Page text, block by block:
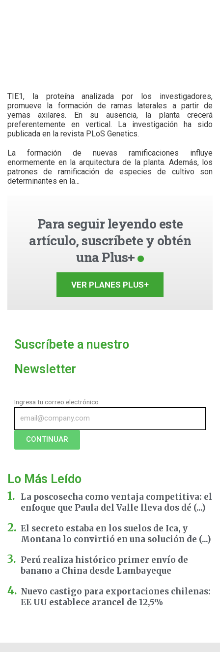
TIE1, la proteína analizada por los investigadores,
promueve la formación de ramas laterales a partir de
yemas axilares. En su ausencia, la planta crecerá
preferentemente en vertical. La investigación ha sido
publicada en la revista PLoS Genetics.
La formación de nuevas ramificaciones influye
enormemente en la arquitectura de la planta. Además, los
patrones de ramificación de especies de cultivo son
determinantes en la...
Para seguir leyendo este
artículo, suscríbete y obtén
una Plus+
VER PLANES PLUS+
Suscríbete a nuestro
Newsletter
Ingresa tu correo electrónico
CONTINUAR
Lo Más Leído
La poscosecha como ventaja competitiva: el
enfoque que Paula del Valle lleva dos dé (...)
El secreto estaba en los suelos de Ica, y
Montana lo convirtió en una solución de (...)
Perú realiza histórico primer envío de
banano a China desde Lambayeque
Nuevo castigo para exportaciones chilenas:
EE UU establece arancel de 12,5%